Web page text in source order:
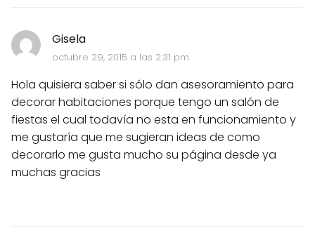
Gisela
octubre 29, 2015 a las 2:31 pm
Hola quisiera saber si sólo dan asesoramiento para
decorar habitaciones porque tengo un salón de
fiestas el cual todavía no esta en funcionamiento y
me gustaría que me sugieran ideas de como
decorarlo me gusta mucho su página desde ya
muchas gracias